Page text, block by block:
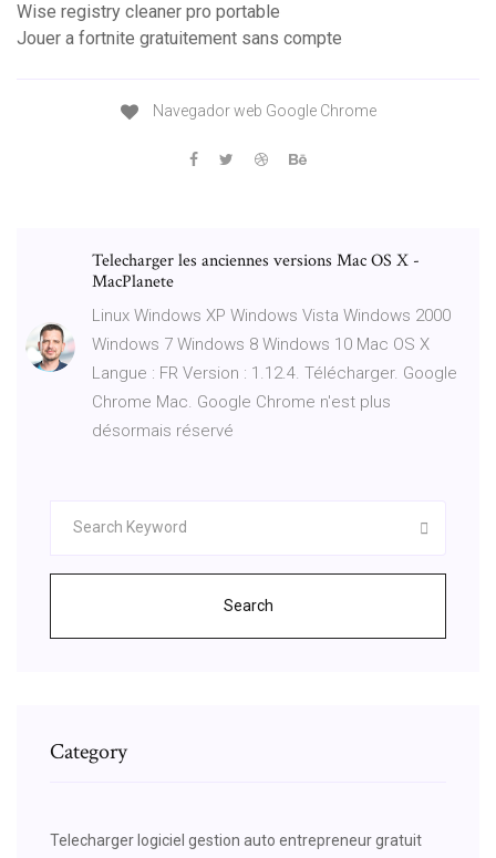
Wise registry cleaner pro portable
Jouer a fortnite gratuitement sans compte
Navegador web Google Chrome
Telecharger les anciennes versions Mac OS X -
MacPlanete
Linux Windows XP Windows Vista Windows 2000
Windows 7 Windows 8 Windows 10 Mac OS X
Langue : FR Version : 1.12.4. Télécharger. Google
Chrome Mac. Google Chrome n'est plus
désormais réservé
Search
Category
Telecharger logiciel gestion auto entrepreneur gratuit